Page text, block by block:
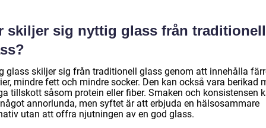
skiljer sig nyttig glass från traditionell
glass skiljer sig från traditionell glass genom att innehålla
mindre fett och mindre socker. Den kan också vara berikad
tillskott såsom protein eller fiber. Smaken och konsistensen
annorlunda, men syftet är att erbjuda en hälsosammare
utan att offra njutningen av en god glass.